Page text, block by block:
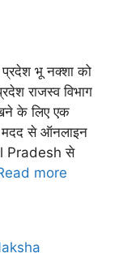
भू नक्शा को
राजस्व विभाग
के लिए एक
मदद से ऑनलाइन
Pradesh से
more